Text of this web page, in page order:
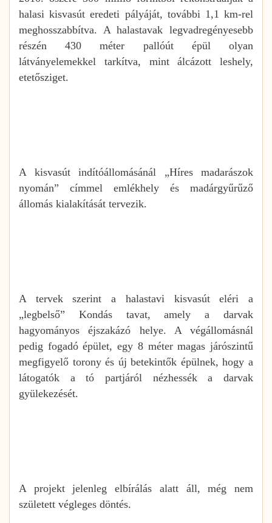
halasi kisvasút eredeti pályáját, további 1,1 km-rel
meghosszabbítva. A halastavak legvadregényesebb
részén 430 méter pallóút épül olyan
látványelemekkel tarkítva, mint álcázott leshely,
etetősziget.
A kisvasút indítóállomásánál „Híres madarászok
nyomán” címmel emlékhely és madárgyűrűző
állomás kialakítását tervezik.
A tervek szerint a halastavi kisvasút eléri a
„legbelső” Kondás tavat, amely a darvak
hagyományos éjszakázó helye. A végállomásnál
pedig fogadó épület, egy 8 méter magas járószintű
megfigyelő torony és új betekintők épülnek, hogy a
látogatók a tó partjáról nézhessék a darvak
gyülekezését.
A projekt jelenleg elbírálás alatt áll, még nem
született végleges döntés.